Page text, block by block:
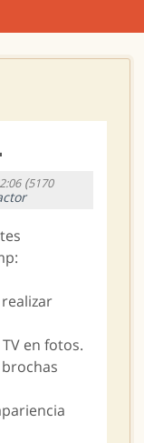
(5170
en fotos.